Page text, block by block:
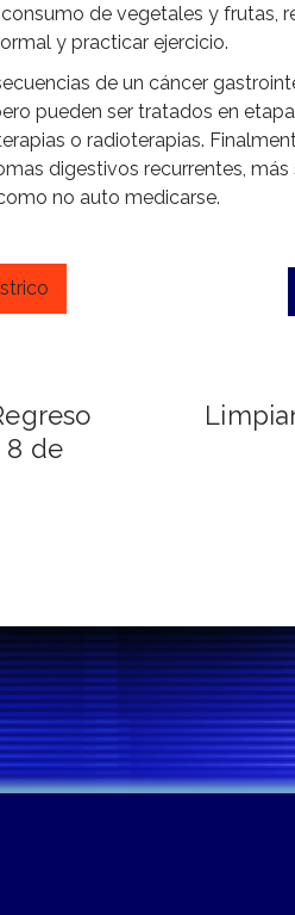
de vegetales y frutas,
y practicar ejercicio.
de un cáncer
pueden ser tratados en
o radioterapias.
digestivos recurrentes, más
no auto medicarse.
8 de